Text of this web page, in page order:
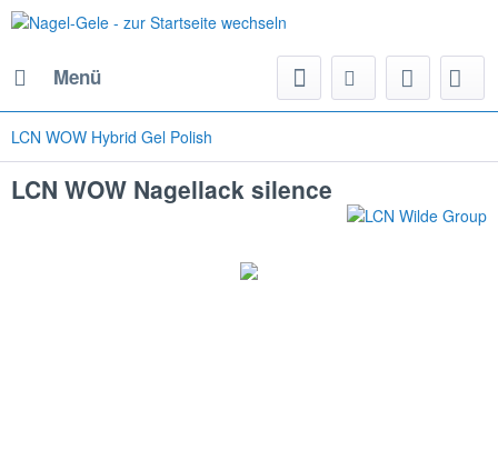
Menü
LCN WOW Hybrid Gel Polish
LCN WOW Nagellack silence